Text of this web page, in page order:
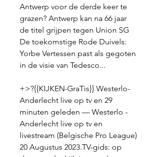
Antwerp voor de derde keer te
grazen? Antwerp kan na 66 jaar
de titel grijpen tegen Union SG
De toekomstige Rode Duivels:
Yorbe Vertessen past als gegoten
in de visie van Tedesco...
+>?{{KIJKEN-GraTis}} Westerlo-
Anderlecht live op tv en 29
minuten geleden — Westerlo -
Anderlecht live op tv en
livestream (Belgische Pro League)
20 Augustus 2023.TV-gids: op